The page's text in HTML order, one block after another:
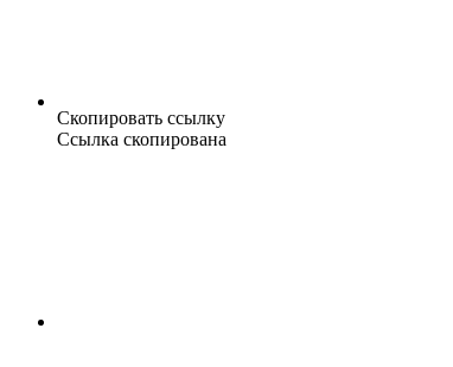
Скопировать ссылку
Ссылка скопирована